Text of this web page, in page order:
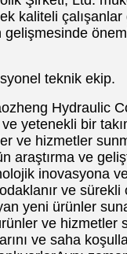
kaliteli
teknik ekip.
Hydraulic
yetenekli bir
ve hizmetler
araştırma ve
inovasyona
ve sürekli
yeni ürünler
ve hizmetler
ve saha